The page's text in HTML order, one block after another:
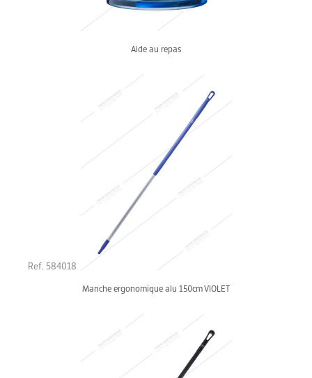
Aide au repas
Ref. 584018
Manche ergonomique alu 150cm VIOLET